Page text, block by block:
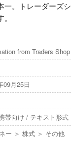
一。トレーダーズ
from Traders Shop
09月25日
帯向け / テキスト形式
ー ＞ 株式 ＞ その他